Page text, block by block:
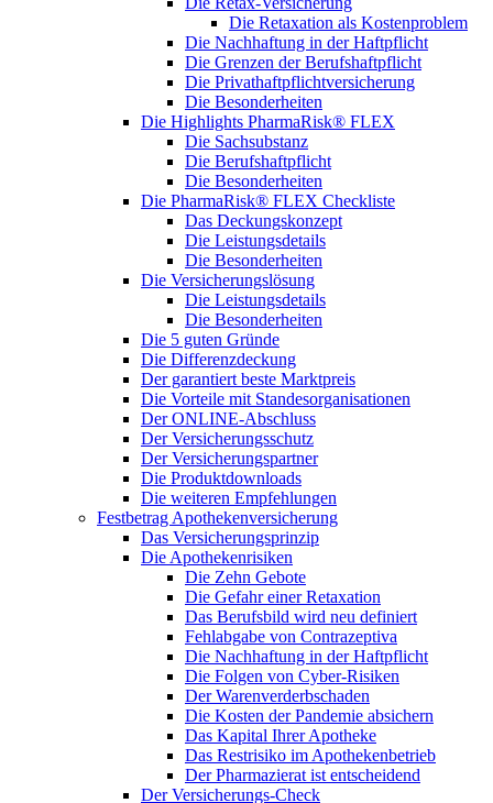
Die Retaxation als Kostenproblem
Die Nachhaftung in der Haftpflicht
Die Grenzen der Berufshaftpflicht
Die Privathaftpflichtversicherung
Die Besonderheiten
Die Highlights PharmaRisk® FLEX
Die Sachsubstanz
Die Berufshaftpflicht
Die Besonderheiten
Die PharmaRisk® FLEX Checkliste
Das Deckungskonzept
Die Leistungsdetails
Die Besonderheiten
Die Versicherungslösung
Die Leistungsdetails
Die Besonderheiten
Die 5 guten Gründe
Die Differenzdeckung
Der garantiert beste Marktpreis
Die Vorteile mit Standesorganisationen
Der ONLINE-Abschluss
Der Versicherungsschutz
Der Versicherungspartner
Die Produktdownloads
Die weiteren Empfehlungen
Festbetrag Apothekenversicherung
Das Versicherungsprinzip
Die Apothekenrisiken
Die Zehn Gebote
Die Gefahr einer Retaxation
Das Berufsbild wird neu definiert
Fehlabgabe von Contrazeptiva
Die Nachhaftung in der Haftpflicht
Die Folgen von Cyber-Risiken
Der Warenverderbschaden
Die Kosten der Pandemie absichern
Das Kapital Ihrer Apotheke
Das Restrisiko im Apothekenbetrieb
Der Pharmazierat ist entscheidend
Der Versicherungs-Check